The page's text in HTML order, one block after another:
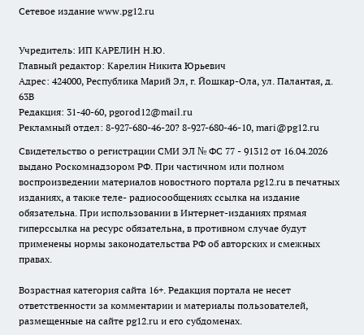
Сетевое издание www.pg12.ru
Учредитель: ИП КАРЕЛИН Н.Ю.
Главный редактор: Карелин Никита Юрьевич
Адрес: 424000, Республика Марий Эл, г. Йошкар-Ола, ул. Палантая, д.
63В
Редакция: 31-40-60, pgorod12@mail.ru
Рекламный отдел: 8-927-680-46-20? 8-927-680-46-10, mari@pg12.ru
Свидетельство о регистрации СМИ ЭЛ № ФС 77 - 91312 от 16.04.2026
выдано Роскомнадзором РФ. При частичном или полном
воспроизведении материалов новостного портала pg12.ru в печатных
изданиях, а также теле- радиосообщениях ссылка на издание
обязательна. При использовании в Интернет-изданиях прямая
гиперссылка на ресурс обязательна, в противном случае будут
применены нормы законодательства РФ об авторских и смежных
правах.
Возрастная категория сайта 16+. Редакция портала не несет
ответственности за комментарии и материалы пользователей,
размещенные на сайте pg12.ru и его субдоменах.